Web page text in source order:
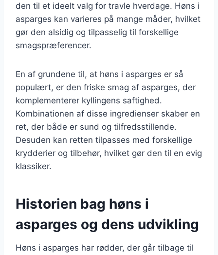
den til et ideelt valg for travle hverdage. Høns i
asparges kan varieres på mange måder, hvilket
gør den alsidig og tilpasselig til forskellige
smagspræferencer.
En af grundene til, at høns i asparges er så
populært, er den friske smag af asparges, der
komplementerer kyllingens saftighed.
Kombinationen af disse ingredienser skaber en
ret, der både er sund og tilfredsstillende.
Desuden kan retten tilpasses med forskellige
krydderier og tilbehør, hvilket gør den til en evig
klassiker.
Historien bag høns i
asparges og dens udvikling
Høns i asparges har rødder, der går tilbage til